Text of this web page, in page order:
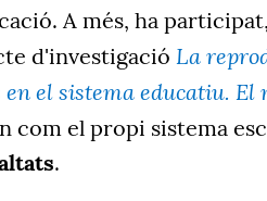
A més, ha
d'investigació La
el sistema educatiu. El
com el propi sistema
.